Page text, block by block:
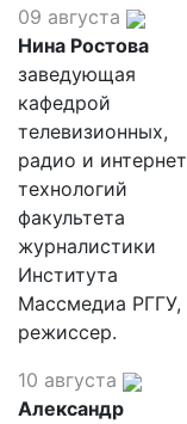
09 августа
Нина Ростова
заведующая
кафедрой
телевизионных,
радио и интернет
технологий
факультета
журналистики
Института
Массмедиа РГГУ,
режиссер.
10 августа
Александр